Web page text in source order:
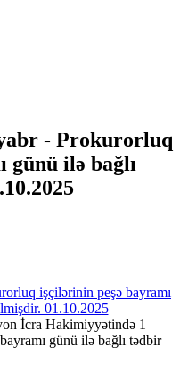
- Prokurorluq
günü ilə bağlı
İcra Hakimiyyətində 1
günü ilə bağlı tədbir